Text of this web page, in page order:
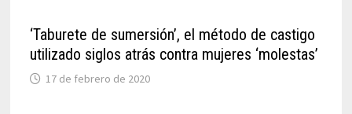
‘Taburete de sumersión’, el método de castigo
utilizado siglos atrás contra mujeres ‘molestas’
17 de febrero de 2020